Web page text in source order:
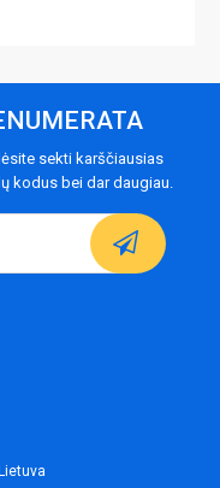
sekti karščiausias
kodus bei dar daugiau.